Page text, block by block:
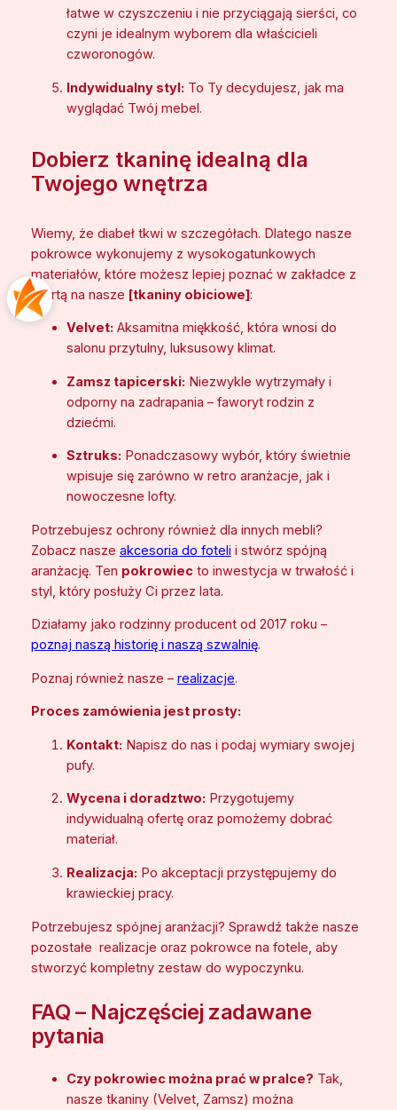
łatwe w czyszczeniu i nie przyciągają sierści, co
czyni je idealnym wyborem dla właścicieli
czworonogów.
Indywidualny styl: To Ty decydujesz, jak ma
wyglądać Twój mebel.
Dobierz tkaninę idealną dla
Twojego wnętrza
Wiemy, że diabeł tkwi w szczegółach. Dlatego nasze
pokrowce wykonujemy z wysokogatunkowych
materiałów, które możesz lepiej poznać w zakładce z
ofertą na nasze [tkaniny obiciowe]:
Velvet: Aksamitna miękkość, która wnosi do
salonu przytulny, luksusowy klimat.
Zamsz tapicerski: Niezwykle wytrzymały i
odporny na zadrapania – faworyt rodzin z
dziećmi.
Sztruks: Ponadczasowy wybór, który świetnie
wpisuje się zarówno w retro aranżacje, jak i
nowoczesne lofty.
Potrzebujesz ochrony również dla innych mebli?
Zobacz nasze akcesoria do foteli i stwórz spójną
aranżację. Ten pokrowiecto inwestycja w trwałość i
styl, który posłuży Ci przez lata.
Działamy jako rodzinny producent od 2017 roku –
poznaj naszą historię i naszą szwalnię.
Poznaj również nasze – realizacje.
Proces zamówienia jest prosty:
Kontakt: Napisz do nas i podaj wymiary swojej
pufy.
Wycena i doradztwo: Przygotujemy
indywidualną ofertę oraz pomożemy dobrać
materiał.
Realizacja: Po akceptacji przystępujemy do
krawieckiej pracy.
Potrzebujesz spójnej aranżacji? Sprawdź także nasze
pozostałe realizacje oraz pokrowce na fotele, aby
stworzyć kompletny zestaw do wypoczynku.
FAQ – Najczęściej zadawane
pytania
Czy pokrowiec można prać w pralce? Tak,
nasze tkaniny (Velvet, Zamsz) można